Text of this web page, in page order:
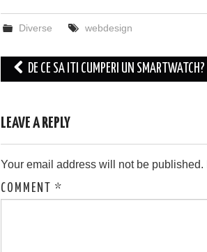
Diverse webdesign
Post
navigation
DE CE SA ITI CUMPERI UN SMARTWATCH?
LEAVE A REPLY
Your email address will not be published.
COMMENT *